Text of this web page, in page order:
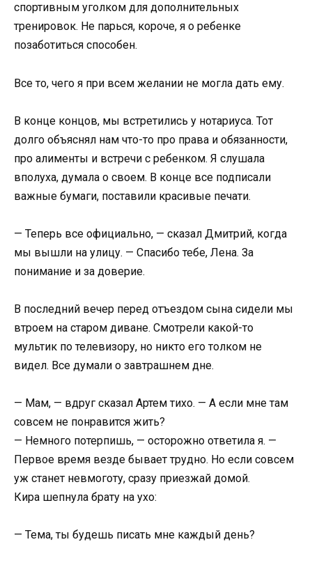
спортивным уголком для дополнительных
тренировок. Не парься, короче, я о ребенке
позаботиться способен.
Все то, чего я при всем желании не могла дать ему.
В конце концов, мы встретились у нотариуса. Тот
долго объяснял нам что-то про права и обязанности,
про алименты и встречи с ребенком. Я слушала
вполуха, думала о своем. В конце все подписали
важные бумаги, поставили красивые печати.
— Теперь все официально, — сказал Дмитрий, когда
мы вышли на улицу. — Спасибо тебе, Лена. За
понимание и за доверие.
В последний вечер перед отъездом сына сидели мы
втроем на старом диване. Смотрели какой-то
мультик по телевизору, но никто его толком не
видел. Все думали о завтрашнем дне.
— Мам, — вдруг сказал Артем тихо. — А если мне там
совсем не понравится жить?
— Немного потерпишь, — осторожно ответила я. —
Первое время везде бывает трудно. Но если совсем
уж станет невмоготу, сразу приезжай домой.
Кира шепнула брату на ухо:
— Тема, ты будешь писать мне каждый день?